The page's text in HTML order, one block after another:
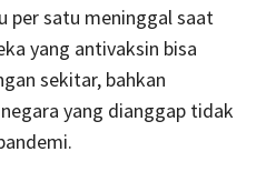
per satu meninggal saat
yang antivaksin bisa
sekitar, bahkan
yang dianggap tidak